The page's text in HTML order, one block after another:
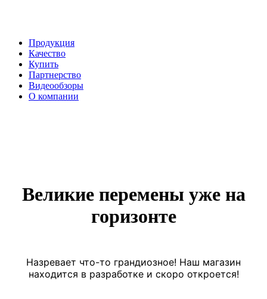
Продукция
Качество
Купить
Партнерство
Видеообзоры
О компании
Великие перемены уже на
горизонте
Назревает что-то грандиозное! Наш магазин
находится в разработке и скоро откроется!